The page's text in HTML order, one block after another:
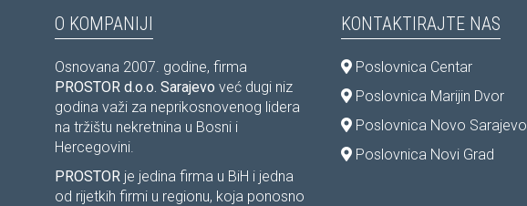
O KOMPANIJI
Osnovana 2007. godine, firma
PROSTOR d.o.o. Sarajevo već dugi niz
godina važi za neprikosnovenog lidera
na tržištu nekretnina u Bosni i
Hercegovini.
PROSTOR je jedina firma u BiH i jedna
od rijetkih firmi u regionu, koja ponosno
KONTAKTIRAJTE NAS
Poslovnica Centar
Poslovnica Marijin Dvor
Poslovnica Novo Sarajevo
Poslovnica Novi Grad